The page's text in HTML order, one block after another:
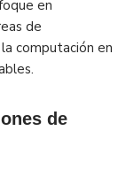
en
de
computación en
de